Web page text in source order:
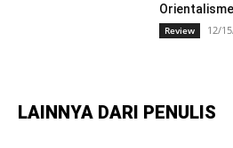
Review 12/
LAINNYA DARI PENULIS